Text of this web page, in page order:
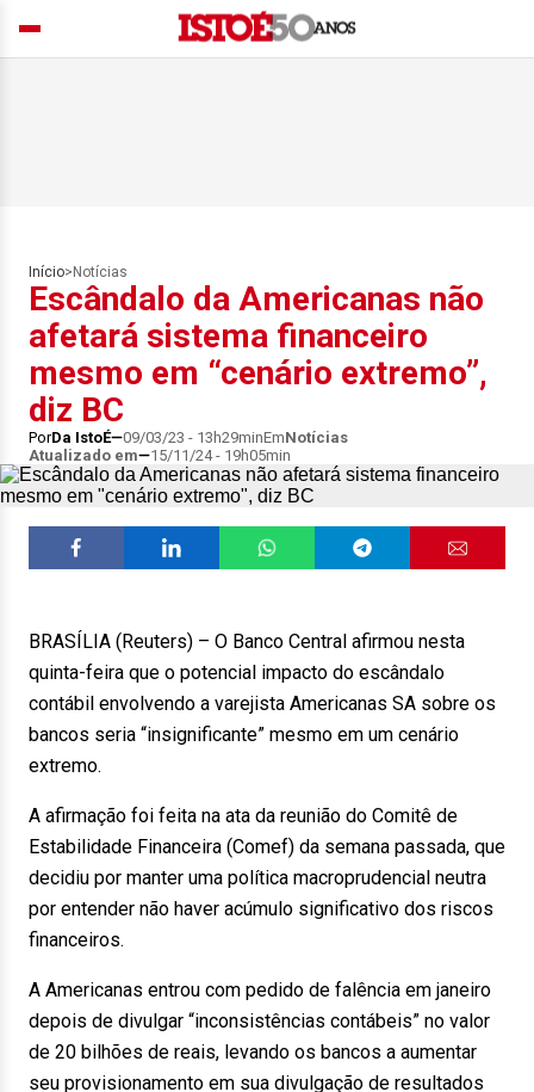
Início> Notícias
Escândalo da Americanas não
afetará sistema financeiro
mesmo em “cenário extremo”,
diz BC
PorDa IstoÉ 09/03/23 - 13h29minEmNotícias
Atualizado em
15/11/24 - 19h05min
BRASÍLIA (Reuters) – O Banco Central afirmou nesta
quinta-feira que o potencial impacto do escândalo
contábil envolvendo a varejista Americanas SA sobre os
bancos seria “insignificante” mesmo em um cenário
extremo.
A afirmação foi feita na ata da reunião do Comitê de
Estabilidade Financeira (Comef) da semana passada, que
decidiu por manter uma política macroprudencial neutra
por entender não haver acúmulo significativo dos riscos
financeiros.
A Americanas entrou com pedido de falência em janeiro
depois de divulgar “inconsistências contábeis” no valor
de 20 bilhões de reais, levando os bancos a aumentar
seu provisionamento em sua divulgação de resultados